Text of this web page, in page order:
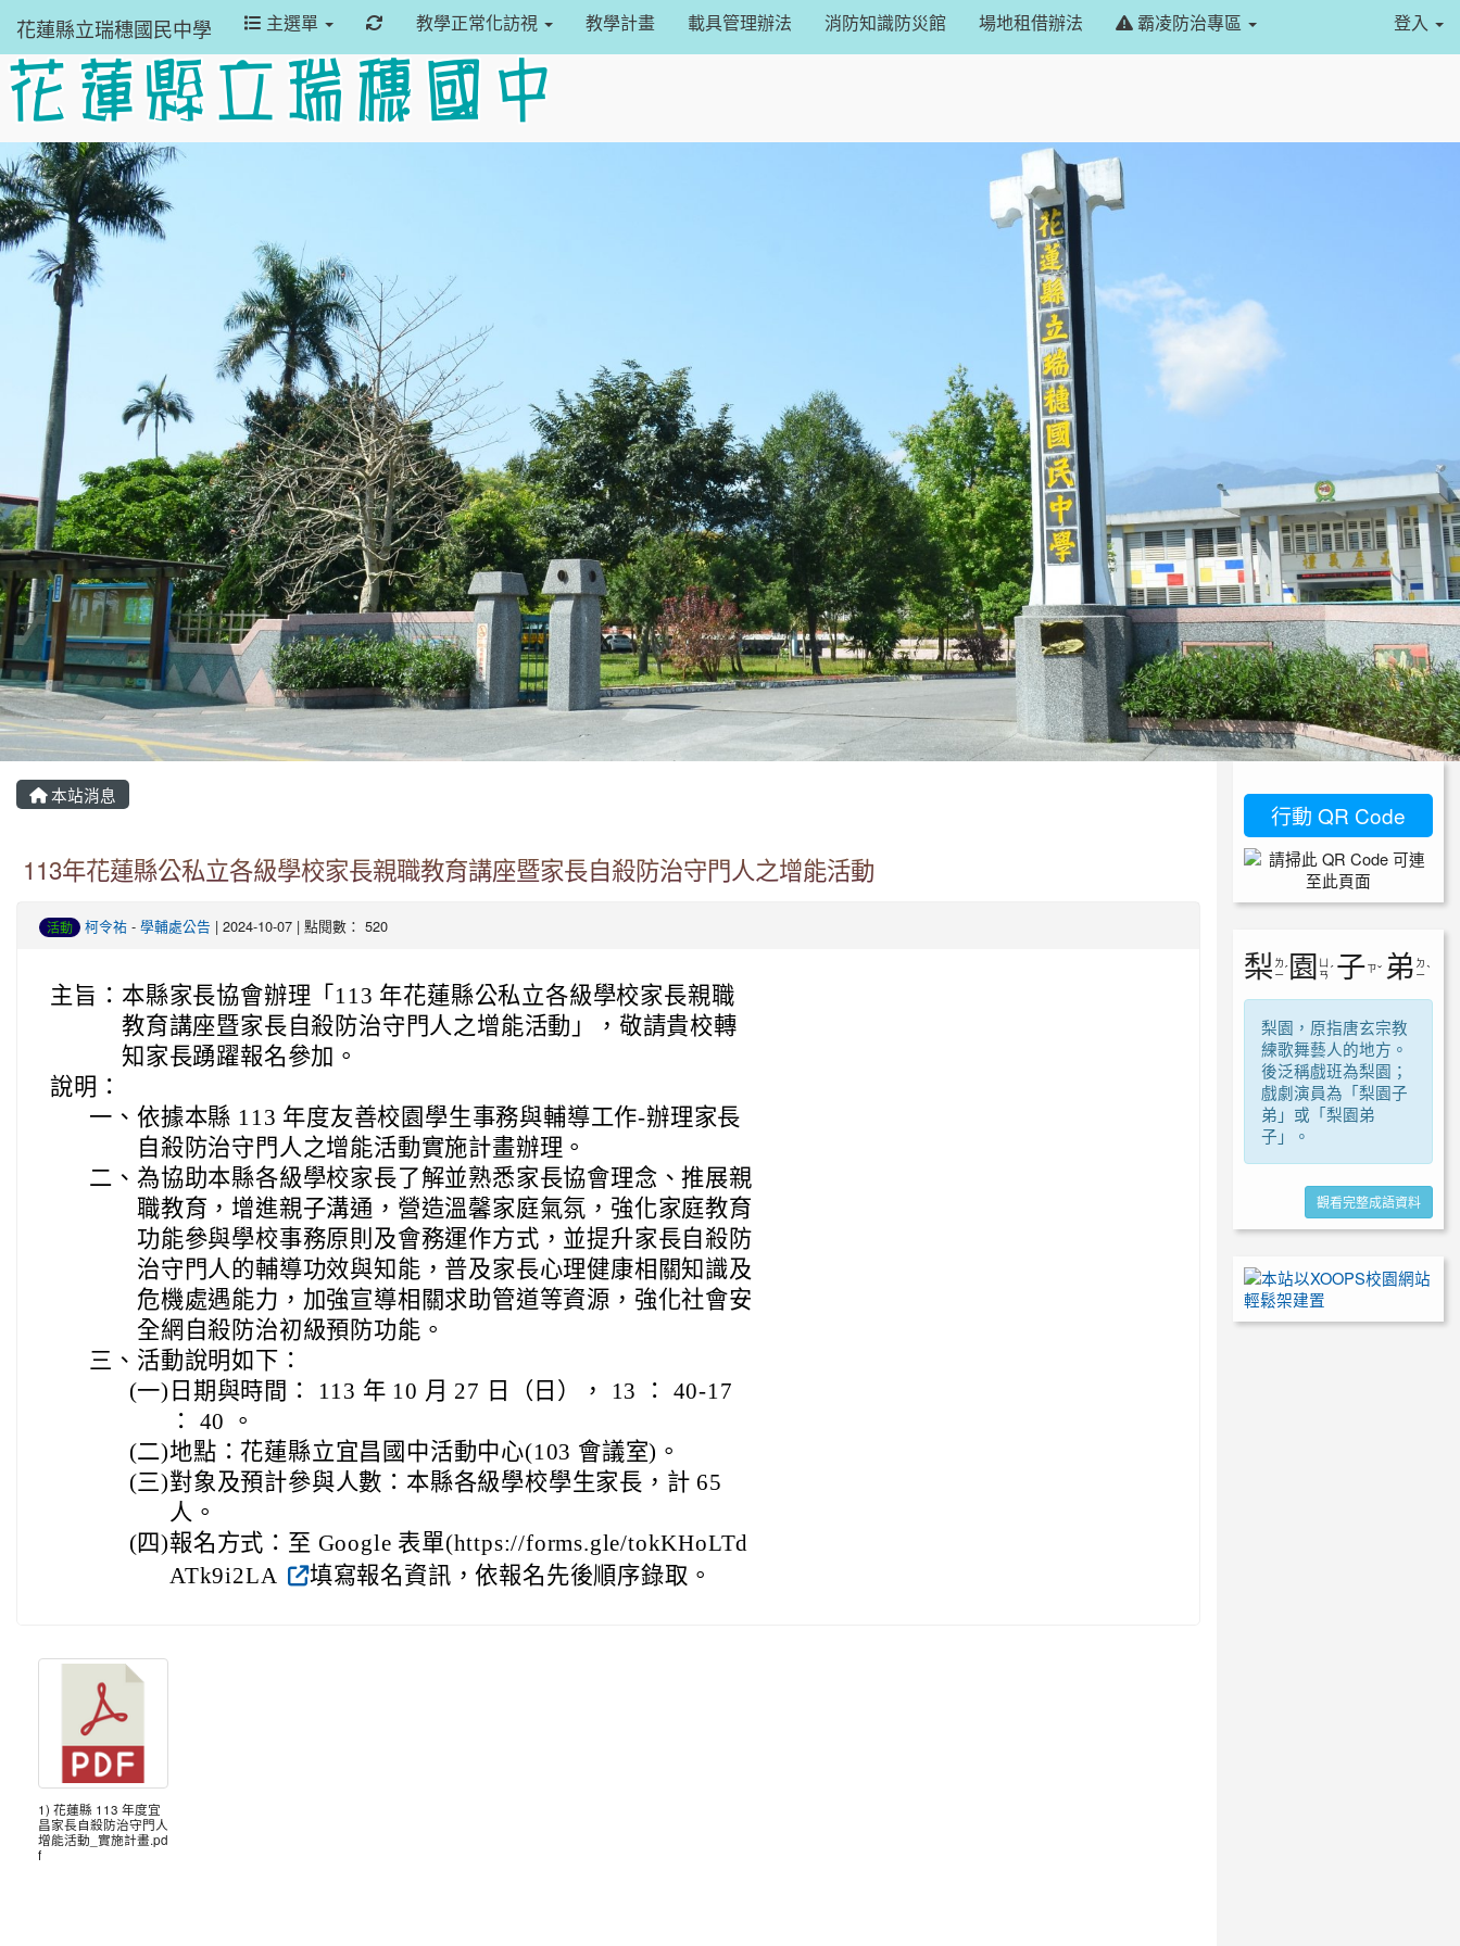
花蓮縣立瑞穗國民中學 主選單 重新取得佈景設定
教學正常化訪視 教學計畫 載具管理辦法 消防知識防災館 場地租借辦法 霸凌防治專區 登入
本站消息
113年花蓮縣公私立各級學校家長親職教育講座暨家長自殺防治守門人之增能活動
活動 柯令祐 - 學輔處公告 | 2024-10-07 | 點閱數： 520
主旨： 本縣家長協會辦理「113 年花蓮縣公私立各級學校家長親職
教育講座暨家長自殺防治守門人之增能活動」，敬請貴校轉
知家長踴躍報名參加。
說明：
一、 依據本縣 113 年度友善校園學生事務與輔導工作-辦理家長
自殺防治守門人之增能活動實施計畫辦理。
二、 為協助本縣各級學校家長了解並熟悉家長協會理念、推展親
職教育，增進親子溝通，營造溫馨家庭氣氛，強化家庭教育
功能參與學校事務原則及會務運作方式，並提升家長自殺防
治守門人的輔導功效與知能，普及家長心理健康相關知識及
危機處遇能力，加強宣導相關求助管道等資源，強化社會安
全網自殺防治初級預防功能。
三、 活動說明如下：
(一) 日期與時間： 113 年 10 月 27 日（日）， 13 ： 40-17
： 40 。
(二)地點：花蓮縣立宜昌國中活動中心(103 會議室)。
(三)對象及預計參與人數：本縣各級學校學生家長，計 65
人。
(四)報名方式：至 Google 表單(https://forms.gle/tokKHoLTd
ATk9i2LA
填寫報名資訊，依報名先後順序錄取。
1) 花蓮縣 113 年度宜
昌家長自殺防治守門人
增能活動_實施計畫.pd
f
行動 QR Code
梨 ㄌ
ㄧˊ 園 ㄢ ˊ 子 ㄗˇ 弟 ㄉ
ㄧˋ
梨園，原指唐玄宗教
練歌舞藝人的地方。
後泛稱戲班為梨園；
戲劇演員為「梨園子
弟」或「梨園弟
子」。
觀看完整成語資料